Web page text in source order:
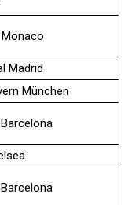
Madrid
München